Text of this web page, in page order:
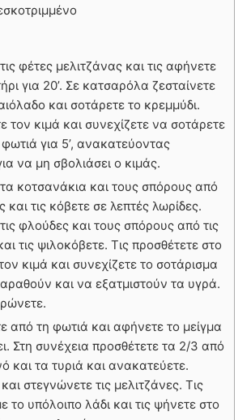
φέτες μελιτζάνας και τις αφήνετε
για 20’. Σε κατσαρόλα ζεσταίνετε
και σοτάρετε το κρεμμύδι.
τον κιμά και συνεχίζετε να σοτάρετε
για 5’, ανακατεύοντας
να μη σβολιάσει ο κιμάς.
τα κοτσανάκια και τους σπόρους από
και τις κόβετε σε λεπτές λωρίδες.
φλούδες και τους σπόρους από τις
τις ψιλοκόβετε. Τις προσθέτετε στο
κιμά και συνεχίζετε το σοτάρισμα
και να εξατμιστούν τα υγρά.
από τη φωτιά και αφήνετε το μείγμα
Στη συνέχεια προσθέτετε τα 2/3 από
και τα τυριά και ανακατεύετε.
στεγνώνετε τις μελιτζάνες. Τις
το υπόλοιπο λάδι και τις ψήνετε στο